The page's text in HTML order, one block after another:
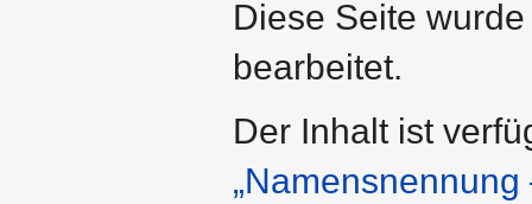
Diese Seite
bearbeitet.
Der Inhalt ist